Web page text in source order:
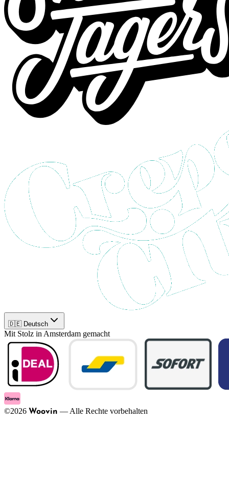
🇩🇪 Deutsch
Mit Stolz in Amsterdam gemacht
©2026 Woovin — Alle Rechte vorbehalten